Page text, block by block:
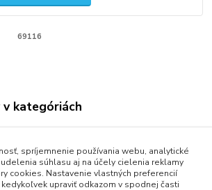
69116
kategóriách
spríjemnenie používania webu, analytické
súhlasu aj na účely cielenia reklamy
cookies. Nastavenie vlastných preferencií
upraviť odkazom v spodnej časti